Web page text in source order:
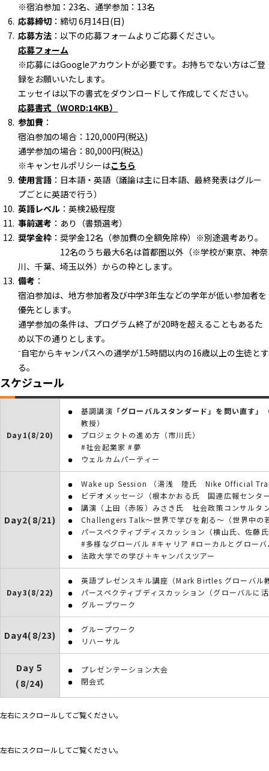
※宿泊参加：23名、通学参加：13名
応募締切 ：締切 6月14日(日)
応募方法 ：以下の応募フォームよりご応募ください。
応募フォーム
※応募にはGoogleアカウントが必要です。お持ちでない方はご登
録をお願いいたします。
エッセイは以下の書式をダウンロードして作成してください。
応募書式（WORD:14KB）
参加費 ：
宿泊参加の場合：120,000円(税込)
通学参加の場合：80,000円(税込)
※キャンセルポリシーはこちら
使用言語 ：日本語・英語（議論は主に日本語、最終発表はグルー
プごとに英語で行う）
英語レベル ：英検2級程度
事前選考 ：あり（書類選考）
奨学金枠 ：奨学金12名（参加費の全額免除枠）※別途選考あり。
12名のうち最大6名は首都圏以外（※学校が東京、神奈
川、千葉、埼玉以外）からの枠とします。
備考 ：
宿泊参加は、地方参加者及び中学3年生などの学年が低い参加者を
優先とします。
通学参加の条件は、プログラム終了が20時を超えることもあるた
め以下の通りとします。
⁻自宅からキャンパスへの通学が1.5時間以内の16歳以上の生徒とす
る。
スケジュール
Day1(8/20)
基調講演 「グローバルスタンダード」を問い直す」
教授）
プロジェクトの進め方（市川氏）
#社会起業家 #夢
ウェルカムパーティー
Day2(8/21)
Wake up Session （湯浅 陸氏 Nike Official
ビデオメッセージ（根本かおる氏 国連広報センタ
講演（上田（赤阪）みさき氏 社会政策コンサルタ
Challengers Talk～世界で学びを創る～（世界中
パースペクティブディスカッション（横山氏、佐藤
#多様なグローバル #キャリア #ローカルとグローバ
法政大学での学び＋キャンパスツアー
Day3(8/22)
英語プレゼンスキル講座（Mark Birtles グローバ
パースペクティブディスカッション（グローバルに
グループワーク
Day4(8/23)
グループワーク
リハーサル
Day５
(8/24)
プレゼンテーション大会
閉会式
左右にスクロールしてご覧ください。
左右にスクロールしてご覧ください。